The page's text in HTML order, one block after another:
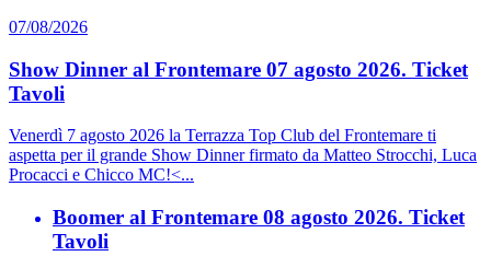
07/08/2026
Show Dinner al Frontemare 07 agosto 2026. Ticket
Tavoli
Venerdì 7 agosto 2026 la Terrazza Top Club del Frontemare ti
aspetta per il grande Show Dinner firmato da Matteo Strocchi, Luca
Procacci e Chicco MC!<...
Boomer al Frontemare 08 agosto 2026. Ticket
Tavoli